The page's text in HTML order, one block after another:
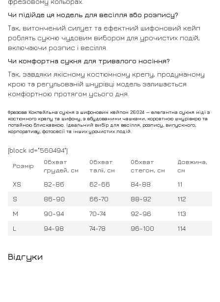
Чи підійде ця модель для весілля або розпису?
Так, витончений силует та ефектний шифоновий кейп
роблять сукню чудовим вибором для урочистих подій,
включаючи розпис і весілля.
Чи комфортна сукня для тривалого носіння?
Так, завдяки якісному костюмному крепу, продуманому
крою та регульованій шнурівці модель залишається
комфортною протягом усього дня.
Фрезова Коктейльна сукня з шифоновим кейпом 26024 — елегантна сукня міді з
костюмного крепу та шифону, з вбудованими чашками, корсетною шнурівкою та
потайною блискавкою. Ідеальний вибір для весілля, розпису, випускного,
корпоративу, фотосесії та інших урочистих подій.
[block id="560494"]
Розмір
Обхват
грудей, см
Обхват
талії, см
Обхват
стегон, см
Довжина,
см
XS 82-86 62-66 84-88
11
S
86-90 66-70 88-92
112
M
90-94 70-74 92-96
113
L
94-98 74-78 96-100 114
Відгуки